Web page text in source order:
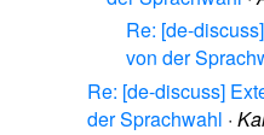
Re: [de-
von der
Re: [de-discuss]
der Sprachwahl ·